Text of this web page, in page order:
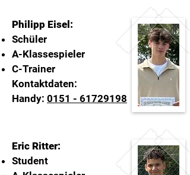
Philipp Eisel:
Schüler
A-Klassespieler
C-Trainer
Kontaktdaten:
Handy: 0151 - 61729198
Eric Ritter:
Student